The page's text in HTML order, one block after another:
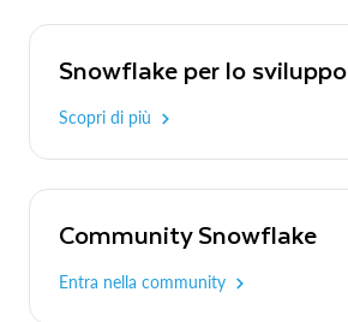
Snowflake per lo sviluppo
Scopri di più
Community Snowflake
Entra nella community